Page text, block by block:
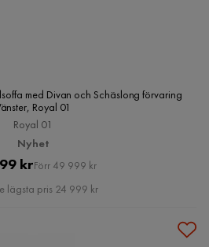
med Divan och Schäslong förvaring
Royal 01
Royal 01
Nyhet
Pris
krOriginal
Pris
Förr 49 999 kr
lägsta pris 24 999 kr